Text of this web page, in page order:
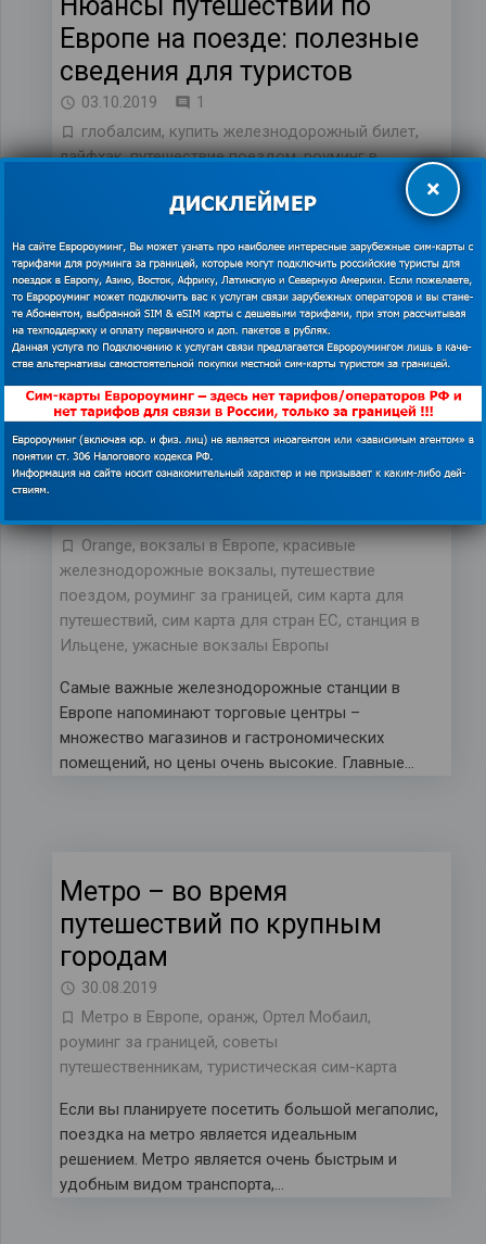
Европе на поезде: полезные
сведения для туристов
03.10.2019 1
глобалсим, купить железнодорожный билет,
лайфхак,путешествие поездом,роуминг в
поезде Если вы никогда ранее не использовали
такой вариант передвижения по Европе, как
поезд,…
Железнодорожные вокзалы
в Европе
02.09.2019
Orange, вокзалы в Европе, красивые
железнодорожные вокзалы, путешествие
поездом, роуминг за границей, сим карта для
путешествий, сим карта для стран ЕС, станция в
Ильцене, ужасные вокзалы Европы
Самые важные железнодорожные станции в
Европе напоминают торговые центры –
множество магазинов и гастрономических
помещений, но цены очень высокие. Главные…
​​Метро – во время
путешествий по крупным
городам
30.08.2019
Метро в Европе, оранж, Ортел Мобаил,
роуминг за границей, советы
путешественникам, туристическая сим-карта
Если вы планируете посетить большой мегаполис,
поездка на метро является идеальным
решением. Метро является очень быстрым и
удобным видом транспорта,…
×